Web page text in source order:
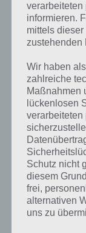
Kurze
Ballon
Bilder 1 Wort, doch
gibt es dazu zu
bestimmten
kurze
Zu Ballon haben
Auf
verarbeiteten
informieren.
mittels
zustehenden
Wir haben
zahlreiche
Maßnahmen
lückenlosen
verarbeiteten
Schutz nicht
diesem
frei,
alternativen
uns zu